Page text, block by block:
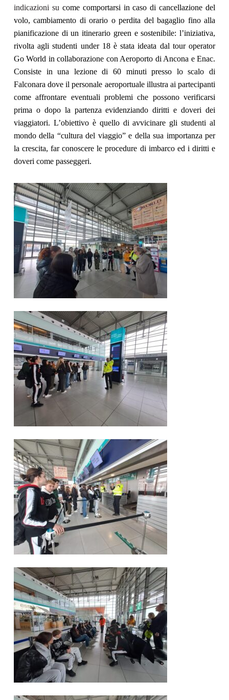
indicazioni su come comportarsi in caso di cancellazione del
volo, cambiamento di orario o perdita del bagaglio fino alla
pianificazione di un itinerario green e sostenibile: l’iniziativa,
rivolta agli studenti under 18 è stata ideata dal tour operator
Go World in collaborazione con Aeroporto di Ancona e Enac.
Consiste in una lezione di 60 minuti presso lo scalo di
Falconara dove il personale aeroportuale illustra ai partecipanti
come affrontare eventuali problemi che possono verificarsi
prima o dopo la partenzaevidenziando diritti e doveri dei
viaggiatori. L’obiettivo è quello di avvicinare gli studenti al
mondo della “cultura del viaggio” e della sua importanza per
la crescita, far conoscere le procedure di imbarco ed i diritti e
doveri come passeggeri.